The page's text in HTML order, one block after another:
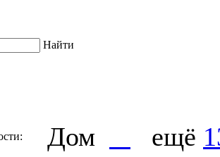
Найти
Дом ещё